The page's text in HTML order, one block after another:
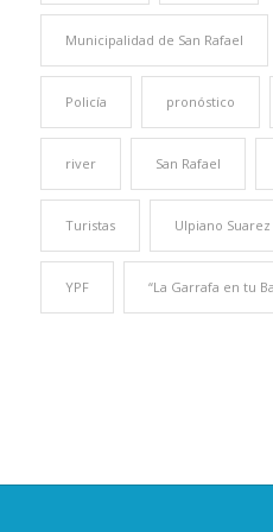
Municipalidad de San Rafael
Policía pronóstico
river San Rafael
Turistas Ulpiano Suarez
YPF “La Garrafa en tu